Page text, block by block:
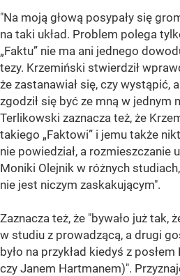
"Na moją głową posypały się
na taki układ. Problem polega
„Faktu” nie ma ani jednego
tezy. Krzemiński stwierdził
że zastanawiał się, czy wystąpić,
zgodził się być ze mną w jednym
Terlikowski zaznacza też, że
takiego „Faktowi” i jemu także
nie powiedział, a rozmieszczanie
Moniki Olejnik w różnych
nie jest niczym zaskakującym".
Zaznacza też, że "bywało już tak,
w studiu z prowadzącą, a drugi
było na przykład kiedyś z
czy Janem Hartmanem)".